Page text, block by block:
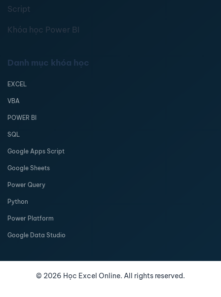
Script
Khóa học Power BI
Danh mục khóa học
EXCEL
VBA
POWER BI
SQL
Google Apps Script
Google Sheets
Power Query
Python
Power Platform
Google Data Studio
© 2026 Học Excel Online. All rights reserved.